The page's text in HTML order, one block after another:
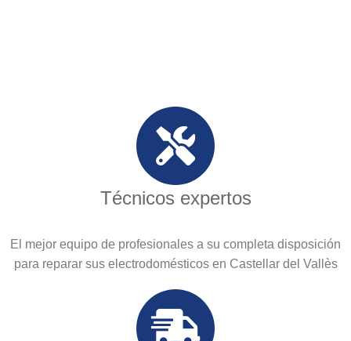
Técnicos expertos
El mejor equipo de profesionales a su completa disposición
para reparar sus electrodomésticos en Castellar del Vallès